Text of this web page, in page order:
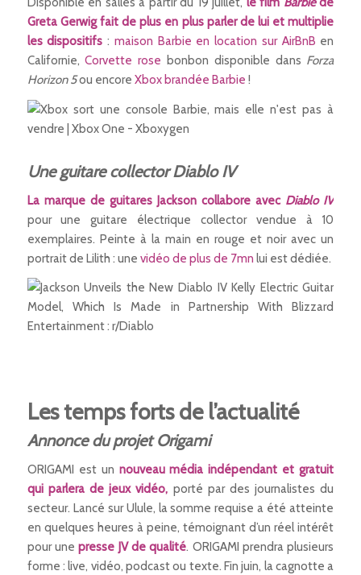
Greta Gerwig fait de plus en plus parler de lui et multiplie
les dispositifs : maison Barbie en location sur AirBnB en
Californie,Corvette rose bonbon disponible dans Forza
Horizon 5ou encore Xbox brandée Barbie !
Une guitare collector Diablo IV
La marque de guitares Jackson collabore avec Diablo IV
pour une guitare électrique collector vendue à 10
exemplaires. Peinte à la main en rouge et noir avec un
portrait de Lilith : une vidéo de plus de 7mn lui est dédiée.
Les temps forts de l’actualité
Annonce du projet Origami
ORIGAMI est un nouveau média indépendant et gratuit
qui parlera de jeux vidéo, porté par des journalistes du
secteur. Lancé sur Ulule, la somme requise a été atteinte
en quelques heures à peine, témoignant d’un réel intérêt
pour une presse JV de qualité. ORIGAMI prendra plusieurs
forme : live, vidéo, podcast ou texte. Fin juin, la cagnotte a